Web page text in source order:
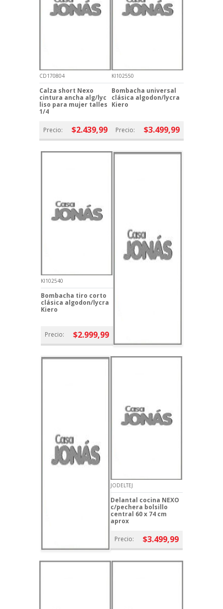
CD170804
Calza short Nexo
cintura ancha alg/lyc
liso para mujer talles
1/4
Precio: $2.439,99
KI102550
Bombacha universal
clásica algodon/lycra
Kiero
Precio: $3.499,99
KI102540
Bombacha tiro corto
clásica algodon/lycra
Kiero
Precio: $2.999,99
JODELTEJ
Delantal cocina NEXO
c/pechera bolsillo
central 60 x 74 cm
aprox
Precio: $3.499,99